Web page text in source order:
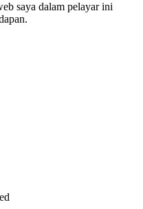
saya dalam pelayar ini